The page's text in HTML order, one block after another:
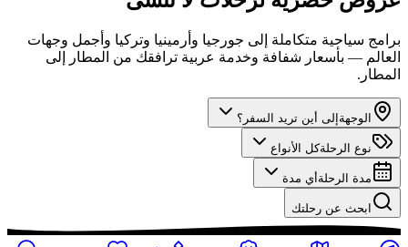
برامج سياحية متكاملة إلى جورجيا وأرمينيا وتركيا وأجمل وجهات
العالم — بأسعار شفافة وخدمة عربية ترافقك من المطار إلى
المطار.
الوجهة إلى أين تريد السفر؟
نوع الرحلةكل الأنواع
مدة الرحلة أي مدة
ابحث عن رحلتك